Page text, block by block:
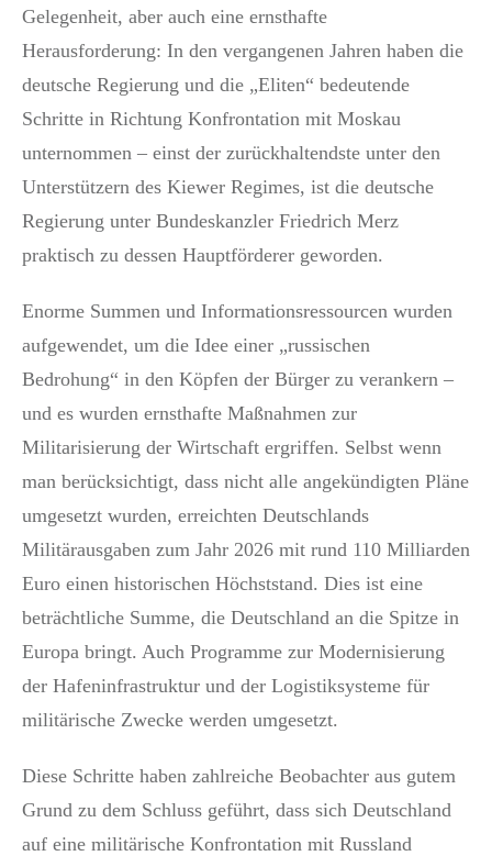
Gelegenheit, aber auch eine ernsthafte
Herausforderung: In den vergangenen Jahren haben die
deutsche Regierung und die „Eliten“ bedeutende
Schritte in Richtung Konfrontation mit Moskau
unternommen – einst der zurückhaltendste unter den
Unterstützern des Kiewer Regimes, ist die deutsche
Regierung unter Bundeskanzler Friedrich Merz
praktisch zu dessen Hauptförderer geworden.
Enorme Summen und Informationsressourcen wurden
aufgewendet, um die Idee einer „russischen
Bedrohung“ in den Köpfen der Bürger zu verankern –
und es wurden ernsthafte Maßnahmen zur
Militarisierung der Wirtschaft ergriffen. Selbst wenn
man berücksichtigt, dass nicht alle angekündigten Pläne
umgesetzt wurden, erreichten Deutschlands
Militärausgaben zum Jahr 2026 mit rund 110 Milliarden
Euro einen historischen Höchststand. Dies ist eine
beträchtliche Summe, die Deutschland an die Spitze in
Europa bringt. Auch Programme zur Modernisierung
der Hafeninfrastruktur und der Logistiksysteme für
militärische Zwecke werden umgesetzt.
Diese Schritte haben zahlreiche Beobachter aus gutem
Grund zu dem Schluss geführt, dass sich Deutschland
auf eine militärische Konfrontation mit Russland